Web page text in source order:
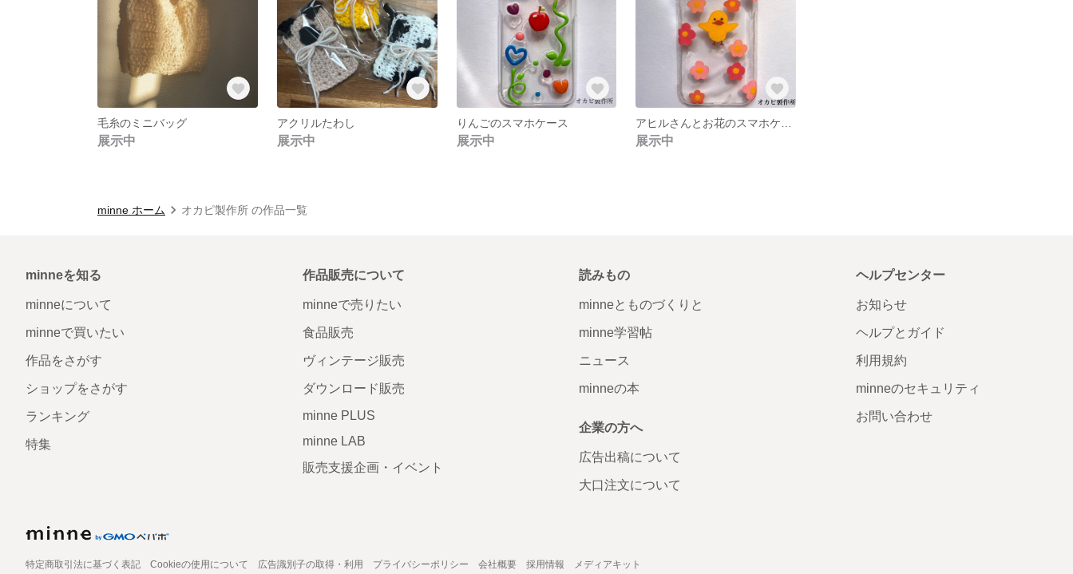
毛糸のミニバッグ
展示中
アクリルたわし
展示中
りんごのスマホケース
展示中 展示中
minne ホーム オカピ製作所 の作品一覧
minneを知る
minneについて
minneで買いたい
作品をさがす
ショップをさがす
ランキング
特集
作品販売について
minneで売りたい
食品販売
ヴィンテージ販売
ダウンロード販売
minne PLUS
minne LAB
販売支援企画・イベント
読みもの
minneとものづくりと
minne学習帖
ニュース
minneの本
企業の方へ
広告出稿について
大口注文について
ヘルプセンター
お知らせ
ヘルプとガイド
利用規約
minneのセキュリティ
お問い合わせ
特定商取引法に基づく表記 Cookieの使用について 広告識別子の取得・利用 プライバシーポリシー 会社概要 採用情報 メディアキット